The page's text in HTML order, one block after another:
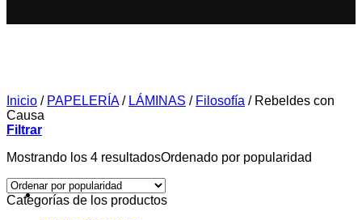
Inicio / PAPELERÍA / LÁMINAS / Filosofía /Rebeldes con
Causa
Filtrar
Mostrando los 4 resultadosOrdenado por popularidad
Categorías de los productos